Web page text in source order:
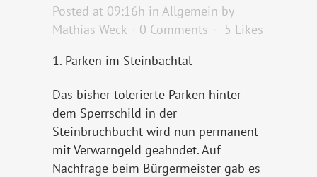
Posted at 09:16h in Allgemein by
Mathias Weck
0 Comments 5 Likes
1. Parken im Steinbachtal
Das bisher tolerierte Parken hinter
dem Sperrschild in der
Steinbruchbucht wird nun permanent
mit Verwarngeld geahndet. Auf
Nachfrage beim Bürgermeister gab es